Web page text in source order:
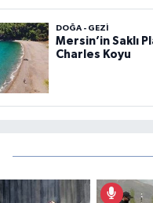
DOĞA - GEZI
Mersin’in Saklı
Charles Koyu